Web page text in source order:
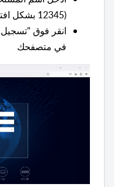
(12345 بشكل افتراضي) ؛
انقر فوق "تسجيل
في متصفحك